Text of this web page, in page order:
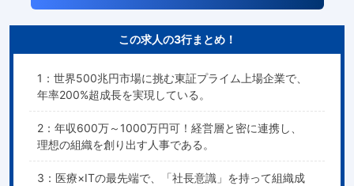
この求人の3行まとめ！
1：世界500兆円市場に挑む東証プライム上場企業で、
年率200%超成長を実現している。
2：年収600万～1000万円可！経営層と密に連携し、
理想の組織を創り出す人事である。
3：医療×ITの最先端で、「社長意識」を持って組織成